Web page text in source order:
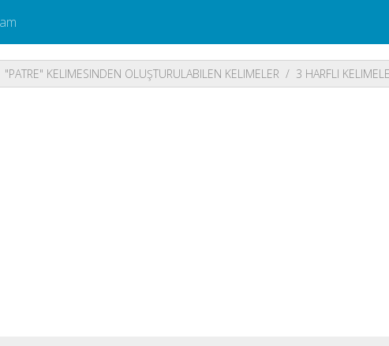
"PATRE" KELIMESINDEN OLUŞTURULABILEN KELIMELER 3 HARFLI